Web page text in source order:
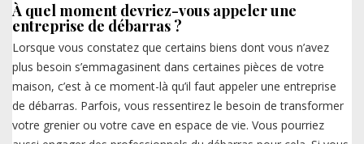
À quel moment devriez-vous appeler une
entreprise de débarras ?
Lorsque vous constatez que certains biens dont vous n’avez
plus besoin s’emmagasinent dans certaines pièces de votre
maison, c’est à ce moment-là qu’il faut appeler une entreprise
de débarras. Parfois, vous ressentirez le besoin de transformer
votre grenier ou votre cave en espace de vie. Vous pourriez